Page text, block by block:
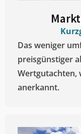
Das weniger
preisgünstiger
Wertgutachten,
anerkannt.